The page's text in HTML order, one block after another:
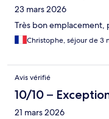
23 mars 2026
Très bon emplacement,
Christophe, séjour de 3
Avis vérifié
10/10 –
21 mars 2026